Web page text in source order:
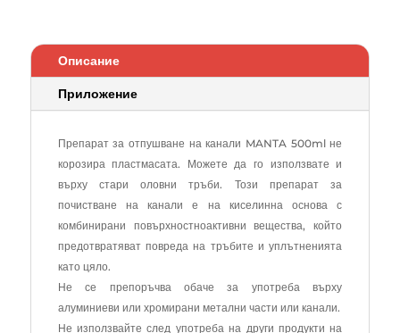
Описание
Приложение
Препарат за отпушване на канали MANTA 500ml не
корозира пластмасата. Можете да го използвате и
върху стари оловни тръби. Този препарат за
почистване на канали е на киселинна основа с
комбинирани повърхностноактивни вещества, който
предотвратяват повреда на тръбите и уплътненията
като цяло.
Не се препоръчва обаче за употреба върху
алуминиеви или хромирани метални части или канали.
Не използвайте след употреба на други продукти на